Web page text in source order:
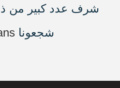
شرف عدد كبير من
شجعونا